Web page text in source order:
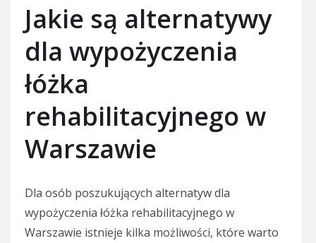
Jakie są alternatywy
dla wypożyczenia
łóżka
rehabilitacyjnego w
Warszawie
Dla osób poszukujących alternatyw dla
wypożyczenia łóżka rehabilitacyjnego w
Warszawie istnieje kilka możliwości, które warto